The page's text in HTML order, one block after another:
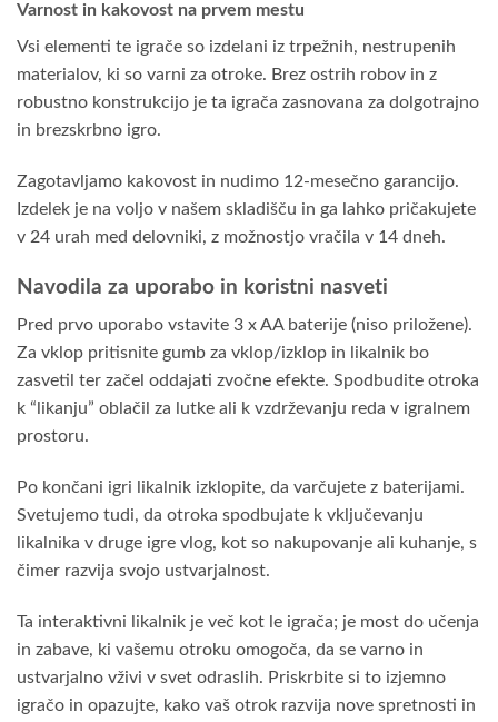
Varnost in kakovost na prvem mestu
Vsi elementi te igrače so izdelani iz trpežnih, nestrupenih
materialov, ki so varni za otroke. Brez ostrih robov in z
robustno konstrukcijo je ta igrača zasnovana za dolgotrajno
in brezskrbno igro.
Zagotavljamo kakovost in nudimo 12-mesečno garancijo.
Izdelek je na voljo v našem skladišču in ga lahko pričakujete
v 24 urah med delovniki, z možnostjo vračila v 14 dneh.
Navodila za uporabo in koristni nasveti
Pred prvo uporabo vstavite 3 x AA baterije (niso priložene).
Za vklop pritisnite gumb za vklop/izklop in likalnik bo
zasvetil ter začel oddajati zvočne efekte. Spodbudite otroka
k “likanju” oblačil za lutke ali k vzdrževanju reda v igralnem
prostoru.
Po končani igri likalnik izklopite, da varčujete z baterijami.
Svetujemo tudi, da otroka spodbujate k vključevanju
likalnika v druge igre vlog, kot so nakupovanje ali kuhanje, s
čimer razvija svojo ustvarjalnost.
Ta interaktivni likalnik je več kot le igrača; je most do učenja
in zabave, ki vašemu otroku omogoča, da se varno in
ustvarjalno vživi v svet odraslih. Priskrbite si to izjemno
igračo in opazujte, kako vaš otrok razvija nove spretnosti in